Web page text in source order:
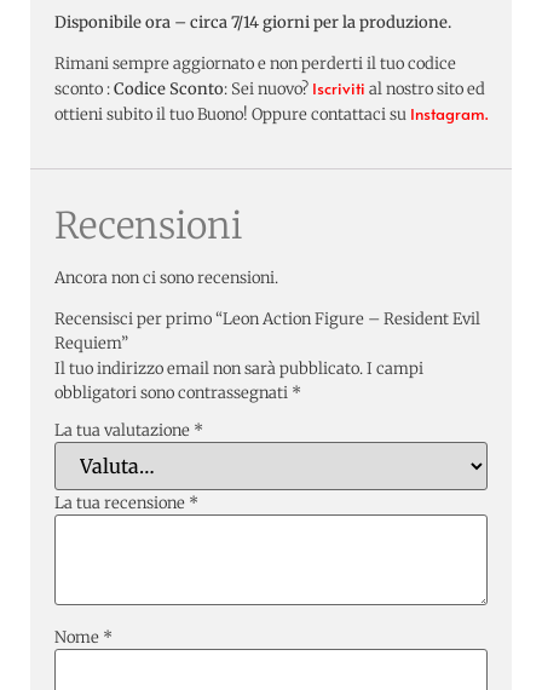
Disponibile ora – circa 7/14 giorni per la produzione.
Rimani sempre aggiornato e non perderti il tuo codice
sconto :Codice Sconto: Sei nuovo? Iscriviti al nostro sito ed
ottieni subito il tuo Buono! Oppure contattaci su Instagram.
Recensioni
Ancora non ci sono recensioni.
Recensisci per primo “Leon Action Figure – Resident Evil
Requiem”
Il tuo indirizzo email non sarà pubblicato.I campi
obbligatori sono contrassegnati *
La tua valutazione *
La tua recensione *
Nome *